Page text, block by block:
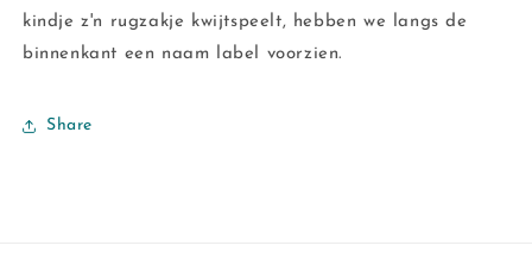
kindje z'n rugzakje kwijtspeelt, hebben we langs de
binnenkant een naam label voorzien.
Share